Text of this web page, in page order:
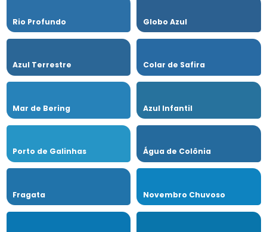
Rio Profundo Globo Azul
Azul Terrestre Colar de Safira
Mar de Bering Azul Infantil
Porto de Galinhas Água de Colônia
Fragata Novembro Chuvoso